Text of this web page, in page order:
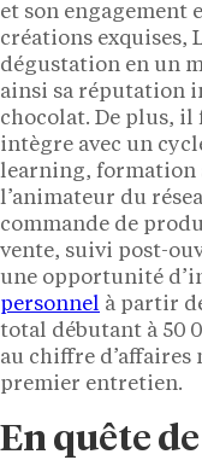
et son engagement
créations exquises,
dégustation en un
ainsi sa réputation
chocolat. De plus, il
intègre avec un
learning, formation
l’animateur du
commande de
vente, suivi post-
une opportunité
personnel à partir
total débutant à 50
au chiffre
premier entretien.
En quête